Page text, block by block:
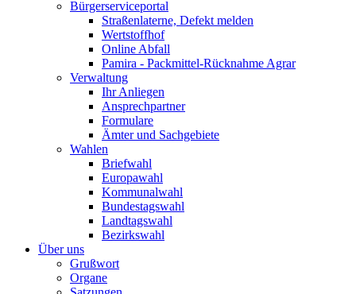
Bürgerserviceportal
Straßenlaterne, Defekt melden
Wertstoffhof
Online Abfall
Pamira - Packmittel-Rücknahme Agrar
Verwaltung
Ihr Anliegen
Ansprechpartner
Formulare
Ämter und Sachgebiete
Wahlen
Briefwahl
Europawahl
Kommunalwahl
Bundestagswahl
Landtagswahl
Bezirkswahl
Über uns
Grußwort
Organe